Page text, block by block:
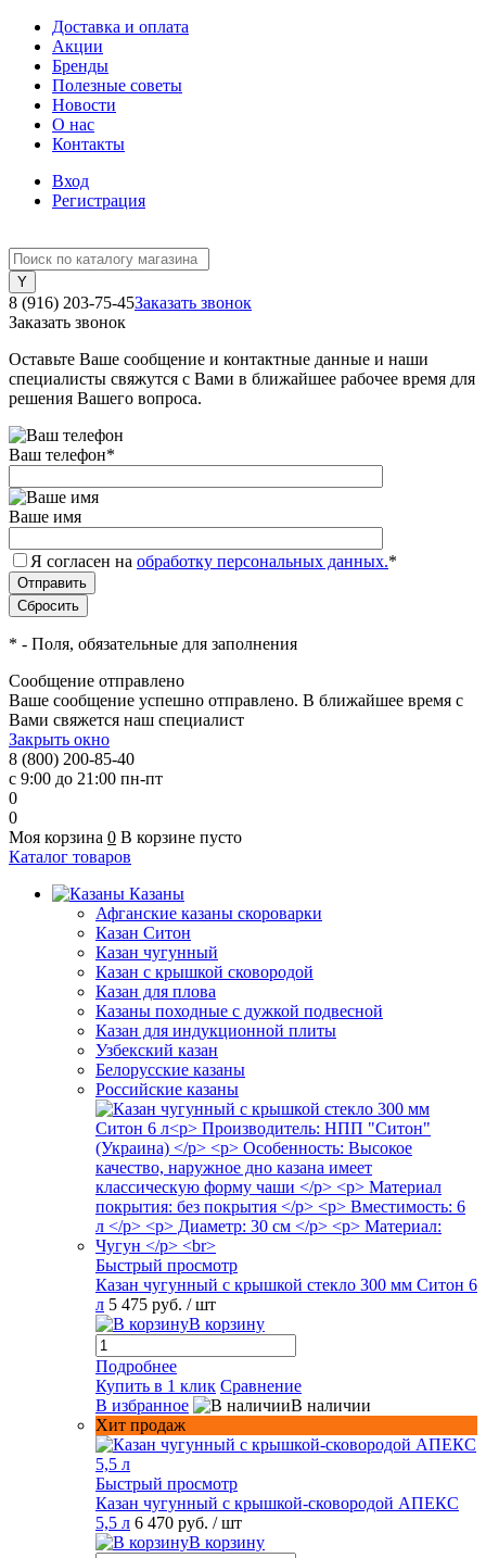
Доставка и оплата
Акции
Бренды
Полезные советы
Новости
О нас
Контакты
Вход
Регистрация
8 (916) 203-75-45Заказать звонок
Заказать звонок
Оставьте Ваше сообщение и контактные данные и наши
специалисты свяжутся с Вами в ближайшее рабочее время для
решения Вашего вопроса.
Ваш телефон*
Ваше имя
Я согласен на обработку персональных данных.*
* - Поля, обязательные для заполнения
Сообщение отправлено
Ваше сообщение успешно отправлено. В ближайшее время с
Вами свяжется наш специалист
Закрыть окно
8 (800) 200-85-40
с 9:00 до 21:00 пн-пт
0
0
Моя корзина 0 В корзине пусто
Каталог товаров
Казаны
Афганские казаны скороварки
Казан Ситон
Казан чугунный
Казан с крышкой сковородой
Казан для плова
Казаны походные с дужкой подвесной
Казан для индукционной плиты
Узбекский казан
Белорусские казаны
Российские казаны
Быстрый просмотр
Казан чугунный с крышкой стекло 300 мм Ситон 6
л 5 475 руб. / шт
В корзину
Подробнее
Купить в 1 клик Сравнение
В избранное
В наличии
Хит продаж
Быстрый просмотр
Казан чугунный с крышкой-сковородой АПЕКС
5,5 л 6 470 руб. / шт
В корзину